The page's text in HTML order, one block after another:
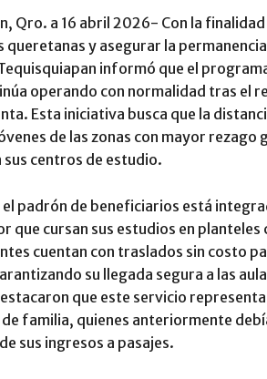
Qro. a 16 abril 2026- Con la
queretanas y asegurar la
informó que el
operando con normalidad tras el
Esta iniciativa busca que la
de las zonas con mayor
centros de estudio.
padrón de beneficiarios está
que cursan sus estudios en planteles
cuentan con traslados sin costo
su llegada segura a las
que este servicio
familia, quienes anteriormente
sus ingresos a pasajes.